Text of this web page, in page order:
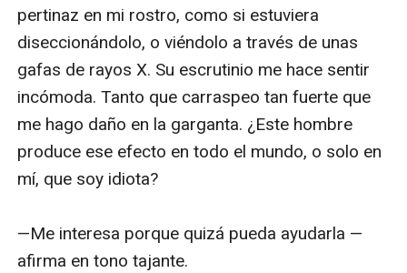
pertinaz en mi rostro, como si estuviera
diseccionándolo, o viéndolo a través de unas
gafas de rayos X. Su escrutinio me hace sentir
incómoda. Tanto que carraspeo tan fuerte que
me hago daño en la garganta. ¿Este hombre
produce ese efecto en todo el mundo, o solo en
mí, que soy idiota?
—Me interesa porque quizá pueda ayudarla —
afirma en tono tajante.